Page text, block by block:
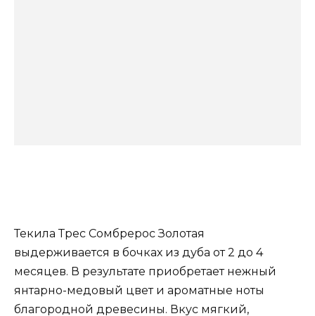
Текила Трес Сомбрерос Золотая
выдерживается в бочках из дуба от 2 до 4
месяцев. В результате приобретает нежный
янтарно-медовый цвет и ароматные ноты
благородной древесины. Вкус мягкий,